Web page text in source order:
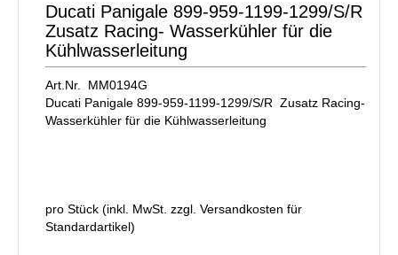
Ducati Panigale 899-959-1199-1299/S/R
Zusatz Racing- Wasserkühler für die
Kühlwasserleitung
Art.Nr. MM0194G
Ducati Panigale 899-959-1199-1299/S/R Zusatz Racing-
Wasserkühler für die Kühlwasserleitung
pro Stück (inkl. MwSt. zzgl. Versandkosten für
Standardartikel)